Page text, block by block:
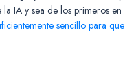
IA y sea de los primeros en
sencillo para que